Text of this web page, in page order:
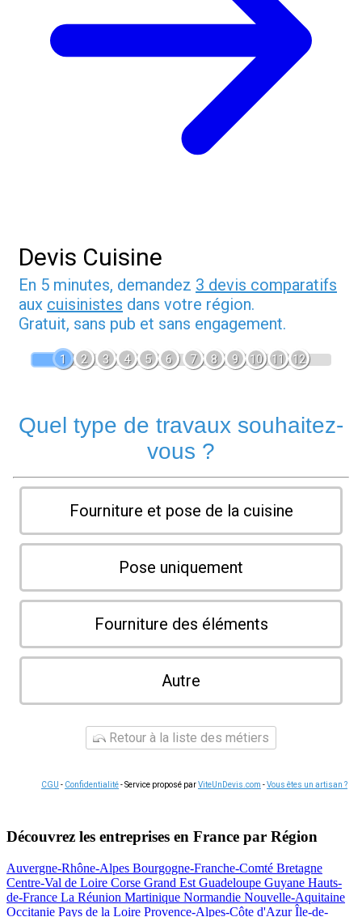
Devis Cuisine
En 5 minutes, demandez 3 devis comparatifs
aux cuisinistes dans votre région.
Gratuit, sans pub et sans engagement.
1 2 3 4 5 6 7 8 9 10 11 12
Quel type de travaux souhaitez-
vous ?
Fourniture et pose de la cuisine
Pose uniquement
Fourniture des éléments
Autre
Retour à la liste des métiers
CGU - Confidentialité- Service proposé parViteUnDevis.com -Vous êtes un artisan ?
Découvrez les entreprises en France par Région
Auvergne-Rhône-Alpes Bourgogne-Franche-Comté Bretagne
Centre-Val de Loire Corse Grand Est Guadeloupe Guyane Hauts-
de-France La Réunion Martinique Normandie Nouvelle-Aquitaine
Occitanie Pays de la Loire Provence-Alpes-Côte d'AzurÎle-de-